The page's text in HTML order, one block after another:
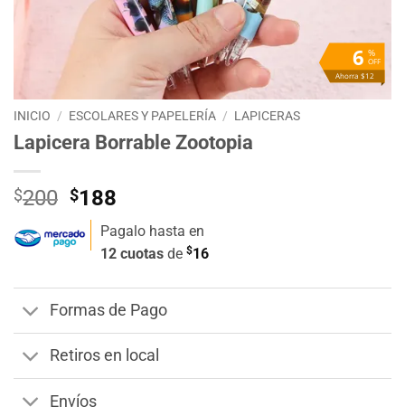
%
OFF
6
Ahorra $12
INICIO / ESCOLARES Y PAPELERÍA / LAPICERAS
Lapicera Borrable Zootopia
$200 El
precio
original
era:
$200.
$188
precio
actual
es:
$188.
Pagalo hasta en
12 cuotas de $16
Formas de Pago
Retiros en local
Envíos